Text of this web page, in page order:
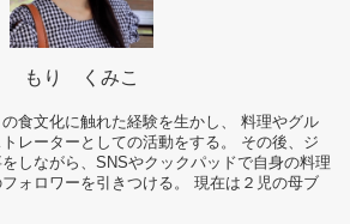
もり くみこ
食文化に触れた経験を生かし、 料理やグル
レーターとしての活動をする。 その後、ジ
しながら、SNSやクックパッドで自身の料理
ォロワーを引きつける。 現在は２児の母ブ